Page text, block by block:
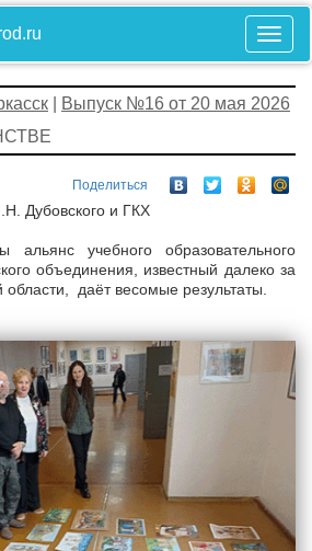
Выпуск №16 от 20 мая 2026
Поделиться
Дубовского и ГКХ
учебного образовательного
объединения, известный далеко за
области, даёт весомые результаты.